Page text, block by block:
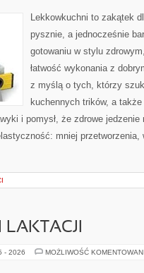
Lekkowkuchni to zakątek
pysznie, a jednocześnie
gotowaniu w stylu
łatwość wykonania z
z myślą o tych, którzy
kuchennych trików, a
i pomysł, że zdrowe
mniej
LAKTACJI
- 2026 MOŻLIWOŚĆ